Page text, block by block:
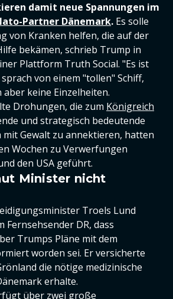
damit neue Spannungen im
Partner Dänemark. Es solle
von Kranken helfen, die auf der
bekämen, schrieb Trump in
Plattform Truth Social. "Es ist
sprach von einem "tollen" Schiff,
keine Einzelheiten.
Drohungen, die zum Königreich
und strategisch bedeutende
Gewalt zu annektieren, hatten
Wochen zu Verwerfungen
den USA geführt.
Minister nicht
Troels Lund
Fernsehsender DR, dass
Trumps Pläne mit dem
worden sei. Er versicherte
die nötige medizinische
erhalte.
über zwei große